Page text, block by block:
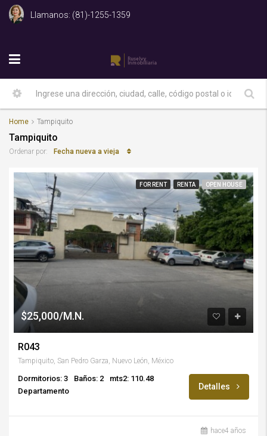
Llamanos: (81)-1255-1359
Home Tampiquito
Tampiquito
Ordenar por: Fecha nueva a vieja
FOR RENT RENTA OPEN HOUSE
$25,000/M.N.
R043
Tampiquito, San Pedro Garza, Nuevo León, México
Dormitorios: 3 Baños: 2
mts2: 110.48
Departamento
Detalles
hace4 años